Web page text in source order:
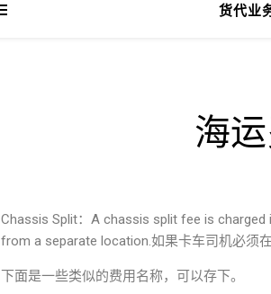
货代业
海
Chassis Split：A chassis split fee is
from a separate location.如果卡车司机必须
下面是一些类似的费用名称，可以存下。